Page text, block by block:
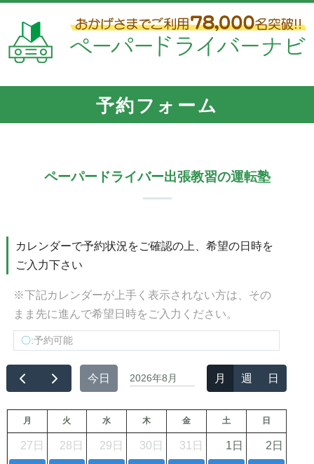
予約フォーム
ペーパードライバー出張教習の運転塾
カレンダーで予約状況をご確認の上、希望の日時を
ご入力下さい
※下記カレンダーが上手く表示されない方は、その
まま先に進んで希望日時をご入力ください。
〇:予約可能
今日 2026年8月 月 週 日
月 火 水 木 金 土 日
27日 28日 29日 30日 31日 1日 2日